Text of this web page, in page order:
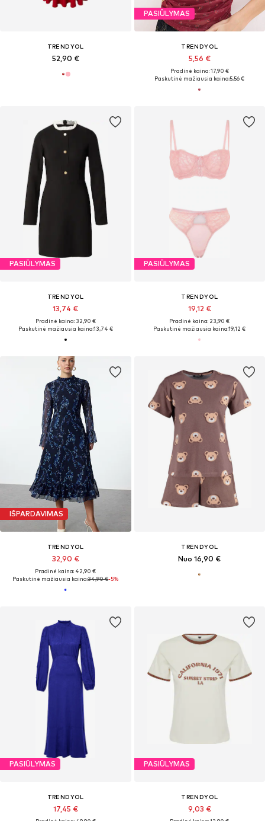
TRENDYOL
52,90 €
PASIŪLYMAS
TRENDYOL
5,56 €
Pradinė kaina: 17,90 €
Paskutinė mažiausia kaina:5,56 €
PASIŪLYMAS
TRENDYOL
13,74 €
Pradinė kaina: 32,90 €
Paskutinė mažiausia kaina:13,74 €
PASIŪLYMAS
TRENDYOL
19,12 €
Pradinė kaina: 23,90 €
Paskutinė mažiausia kaina:19,12 €
IŠPARDAVIMAS
TRENDYOL
32,90 €
Pradinė kaina: 42,90 €
Paskutinė mažiausia kaina:34,90 €-5%
TRENDYOL
Nuo 16,90 €
PASIŪLYMAS
TRENDYOL
17,45 €
PASIŪLYMAS
TRENDYOL
9,03 €